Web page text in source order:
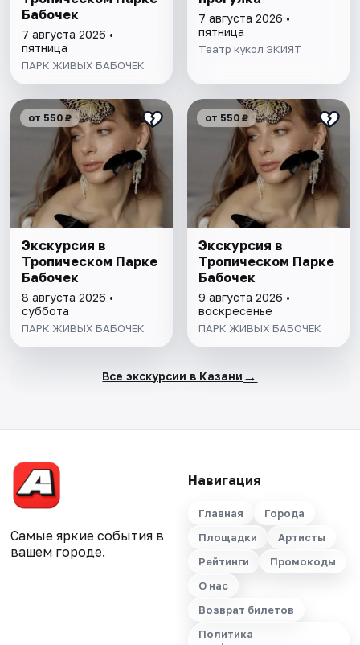
Бабочек
7 августа 2026 •
пятница
ПАРК ЖИВЫХ БАБОЧЕК
7 августа 2026 •
пятница
Театр кукол ЭКИЯТ
от 550 ₽
Экскурсия в
Тропическом Парке
Бабочек
8 августа 2026 •
суббота
ПАРК ЖИВЫХ БАБОЧЕК
от 550 ₽
Экскурсия в
Тропическом Парке
Бабочек
9 августа 2026 •
воскресенье
ПАРК ЖИВЫХ БАБОЧЕК
Все экскурсии в Казани →
Самые яркие события в
вашем городе.
Навигация
Главная
Города
Площадки
Артисты
Рейтинги
Промокоды
О нас
Возврат билетов
Политика